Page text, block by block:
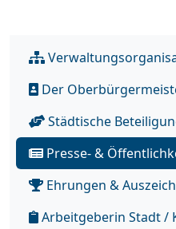
Der
Städtische
Presse- &
Ehrungen &
Arbeitgeberin Stadt /